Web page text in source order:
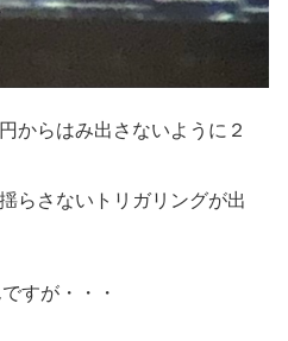
からはみ出さないように２
らさないトリガリングが出
すが・・・